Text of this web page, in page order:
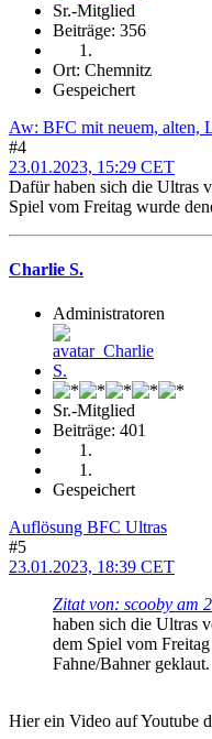
Sr.-Mitglied
Beiträge: 356
Ort: Chemnitz
Gespeichert
Aw: BFC mit neuem, alten,
#4
23.01.2023, 15:29 CET
Dafür haben sich die Ultras
Spiel vom Freitag wurde
Charlie S.
Administratoren
Sr.-Mitglied
Beiträge: 401
Gespeichert
Auflösung BFC Ultras
#5
23.01.2023, 18:39 CET
Zitat von: scooby am
haben sich die Ultras
dem Spiel vom
Fahne/Bahner geklaut.
Hier ein Video auf Youtube